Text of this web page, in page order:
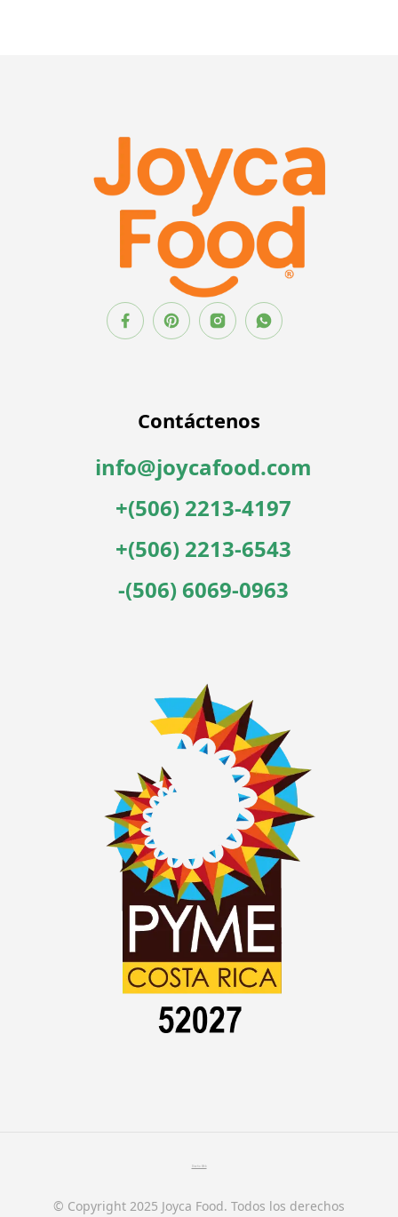
Contáctenos
info@joycafood.com
+(506) 2213-4197
+(506) 2213-6543
-(506) 6069-0963
© Copyright 2025 Joyca Food. Todos los derechos
Diseño Web